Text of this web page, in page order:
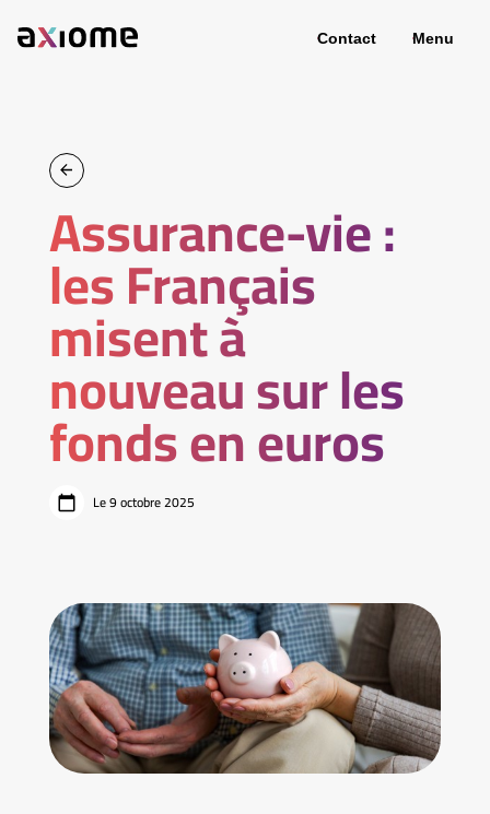
Contact Menu
Assurance-vie :
les Français
misent à
nouveau sur les
fonds en euros
Le 9 octobre 2025